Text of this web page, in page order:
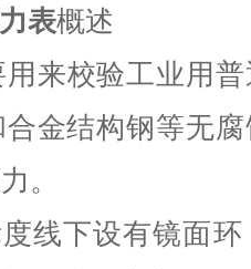
表概述
用来校验工业用
金结构钢等无
。
线下设有镜面